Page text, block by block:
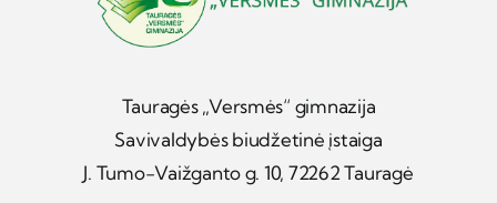
Tauragės „Versmės“ gimnazija
Savivaldybės biudžetinė įstaiga
J. Tumo-Vaižganto g. 10, 72262 Tauragė